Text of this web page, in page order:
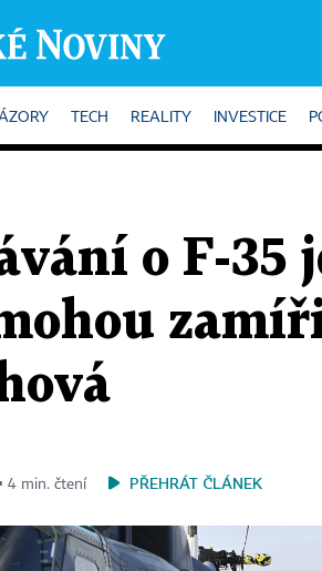
TECH REALITY INVESTICE
o F-
4 min. čtení PŘEHRÁT ČLÁNEK